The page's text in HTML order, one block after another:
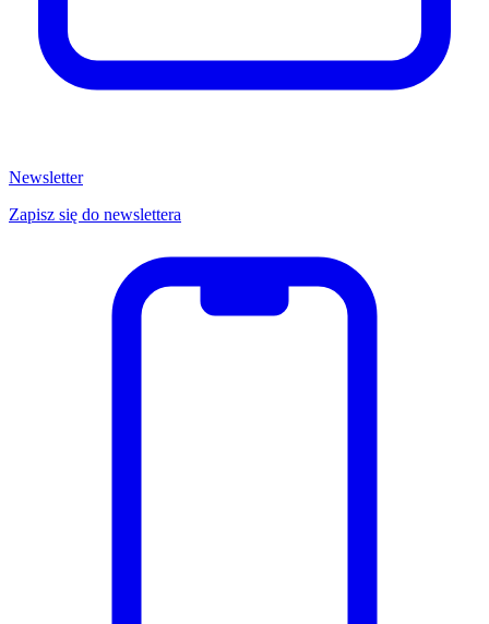
Newsletter
Zapisz się do newslettera